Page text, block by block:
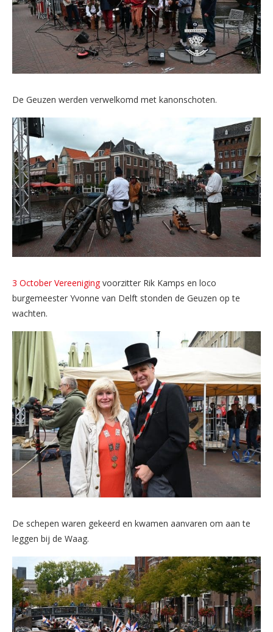
De Geuzen werden verwelkomd met kanonschoten.
3 October Vereenigingvoorzitter Rik Kamps en loco
burgemeester Yvonne van Delft stonden de Geuzen op te
wachten.
De schepen waren gekeerd en kwamen aanvaren om aan te
leggen bij de Waag.